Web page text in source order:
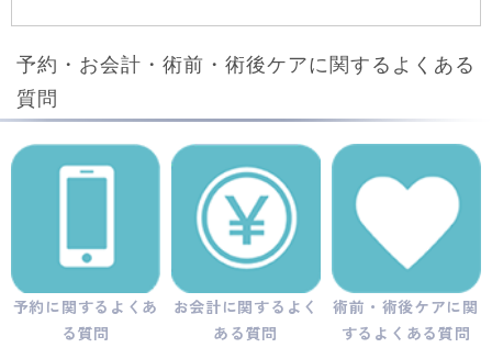
予約・お会計・術前・術後ケアに関するよくある
質問
予約に関するよくあ
る質問
お会計に関するよく
ある質問
術前・術後ケアに関
するよくある質問